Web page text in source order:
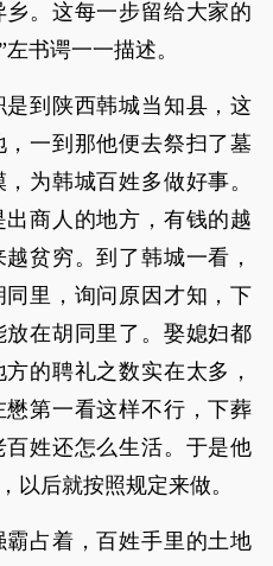
。这每一步留给大家的
书谔一一描述。
到陕西韩城当知县，这
一到那他便去祭扫了墓
为韩城百姓多做好事。
商人的地方，有钱的越
贫穷。到了韩城一看，
里，询问原因才知，下
在胡同里了。娶媳妇都
的聘礼之数实在太多，
第一看这样不行，下葬
姓还怎么生活。于是他
以后就按照规定来做。
占着，百姓手里的土地